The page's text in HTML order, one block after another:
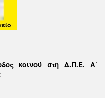
κοινού στη Δ.Π.Ε. Α΄